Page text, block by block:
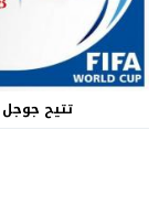
تتيح جوجل